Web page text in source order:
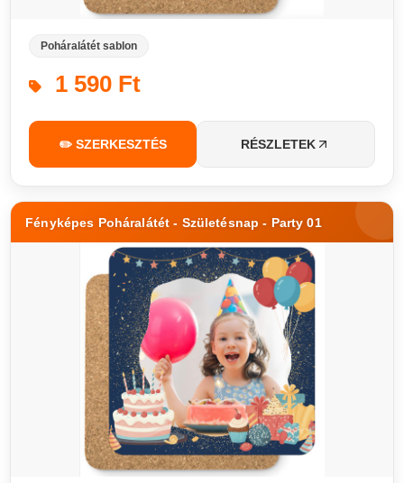
Poháralátét sablon
1 590 Ft
✏️ SZERKESZTÉS RÉSZLETEK
Fényképes Poháralátét - Születésnap - Party 01